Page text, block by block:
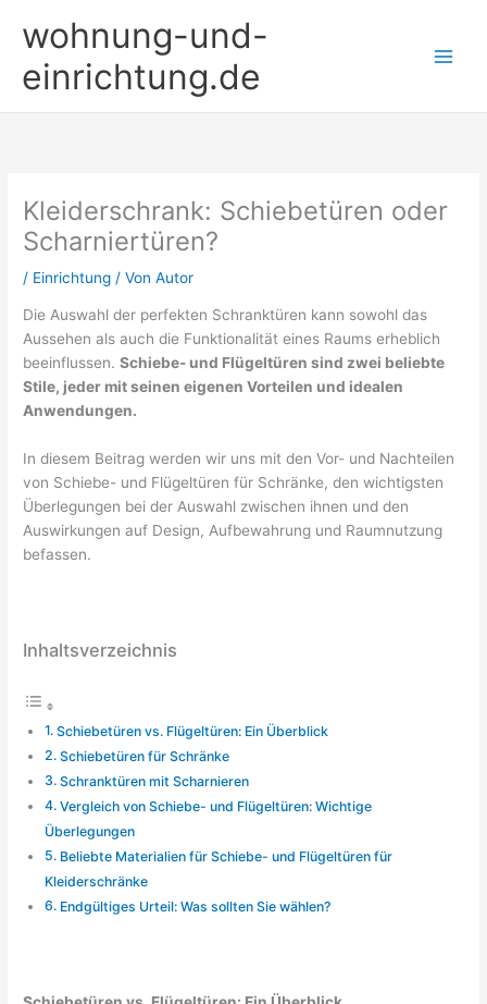
Inhaltwohnung-und-
einrichtung.de
Kleiderschrank: Schiebetüren oder
Scharniertüren?
/ Einrichtung / VonAutor
Die Auswahl der perfekten Schranktüren kann sowohl das
Aussehen als auch die Funktionalität eines Raums erheblich
beeinflussen.Schiebe- und Flügeltüren sind zwei beliebte
Stile, jeder mit seinen eigenen Vorteilen und idealen
Anwendungen.
In diesem Beitrag werden wir uns mit den Vor- und Nachteilen
von Schiebe- und Flügeltüren für Schränke, den wichtigsten
Überlegungen bei der Auswahl zwischen ihnen und den
Auswirkungen auf Design, Aufbewahrung und Raumnutzung
befassen.
Inhaltsverzeichnis
Schiebetüren vs. Flügeltüren: Ein Überblick
Schiebetüren für Schränke
Schranktüren mit Scharnieren
Vergleich von Schiebe- und Flügeltüren: Wichtige
Überlegungen
Beliebte Materialien für Schiebe- und Flügeltüren für
Kleiderschränke
Endgültiges Urteil: Was sollten Sie wählen?